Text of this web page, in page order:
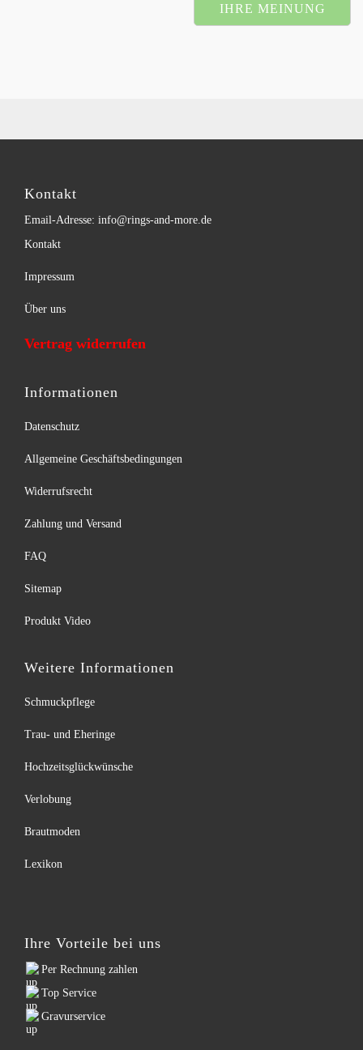
IHRE MEINUNG
Kontakt
Email-Adresse: info@rings-and-more.de
Kontakt
Impressum
Über uns
Vertrag widerrufen
Informationen
Datenschutz
Allgemeine Geschäftsbedingungen
Widerrufsrecht
Zahlung und Versand
FAQ
Sitemap
Produkt Video
Weitere Informationen
Schmuckpflege
Trau- und Eheringe
Hochzeitsglückwünsche
Verlobung
Brautmoden
Lexikon
Ihre Vorteile bei uns
Per Rechnung zahlen
Top Service
Gravurservice